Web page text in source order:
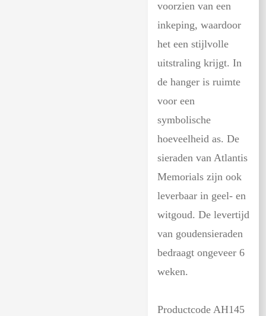
voorzien van een
inkeping, waardoor
het een stijlvolle
uitstraling krijgt. In
de hanger is ruimte
voor een
symbolische
hoeveelheid as. De
sieraden van Atlantis
Memorials zijn ook
leverbaar in geel- en
witgoud. De levertijd
van goudensieraden
bedraagt ongeveer 6
weken.
Productcode AH145